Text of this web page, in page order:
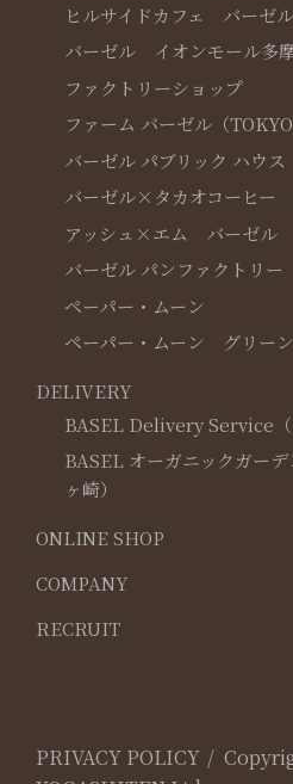
ヒルサイドカフェ バーゼル
バーゼル イオンモール多
ファクトリーショップ
ファーム バーゼル（
バーゼル パブリック ハウス
バーゼル×タカオコーヒー
アッシュ×エム バーゼル
バーゼル パンファクトリー
ペーパー・ムーン
ペーパー・ムーン グリー
DELIVERY
BASEL Delivery Service（
BASEL オーガニックガー
ヶ崎）
ONLINE SHOP
COMPANY
RECRUIT
PRIVACY POLICY